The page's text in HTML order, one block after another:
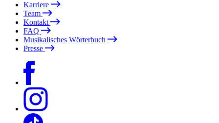
Karriere
Team
Kontakt
FAQ
Musikalisches Wörterbuch
Presse